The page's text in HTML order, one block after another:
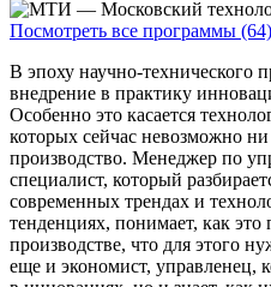
Посмотреть все программы (64)
В эпоху научно-технического
внедрение в практику
Особенно это касается
которых сейчас невозможно
производство. Менеджер по
специалист, который
современных трендах и
тенденциях, понимает, как
производстве, что для этого
еще и экономист, управленец,